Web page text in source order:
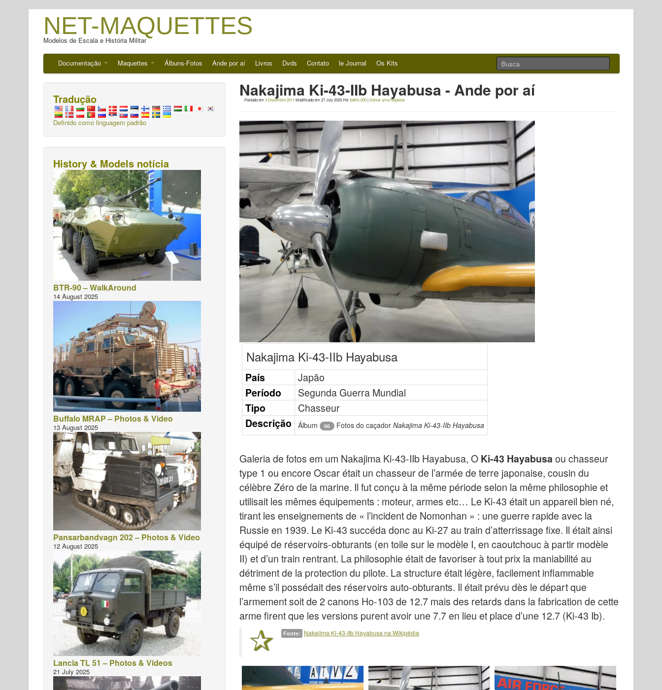
NET-MAQUETTES
Modelos de Escala e História Militar
Documentação Maquettes Álbuns-Fotos Ande por aí Livros Dvds Contato le Journal Os Kits
Nakajima Ki-43-IIb Hayabusa - Ande por aí
Postado em 3 Dezembro 2011 Modificado em 27 July 2025PorSdKfz.000|Deixar uma resposta
Nakajima Ki-43-IIb Hayabusa
País
Japão
Período
Segunda Guerra Mundial
Tipo
Chasseur
Descrição
Álbum 66 Fotos do caçador Nakajima Ki-43-IIb Hayabusa
Galeria de fotos em um Nakajima Ki-43-IIb Hayabusa, O Ki-43 Hayabusa ou chasseur
type 1 ou encore Oscar était un chasseur de l’armée de terre japonaise, cousin du
célèbre Zéro de la marine. Il fut conçu à la même période selon la même philosophie et
utilisait les mêmes équipements : moteur, armes etc… Le Ki-43 était un appareil bien né,
tirant les enseignements de « l’incident de Nomonhan » : une guerre rapide avec la
Russie en 1939. Le Ki-43 succéda donc au Ki-27 au train d’atterrissage fixe. Il était ainsi
équipé de réservoirs-obturants (en toile sur le modèle I, en caoutchouc à partir modèle
II) et d’un train rentrant. La philosophie était de favoriser à tout prix la maniabilité au
détriment de la protection du pilote. La structure était légère, facilement inflammable
même s’il possédait des réservoirs auto-obturants. Il était prévu dès le départ que
l’armement soit de 2 canons Ho-103 de 12.7 mais des retards dans la fabrication de cette
arme firent que les versions purent avoir une 7.7 en lieu et place d’une 12.7 (Ki-43 Ib).
Fonte: Nakajima Ki-43-IIb Hayabusa na Wikipédia
Tradução
Definido como linguagem padrão
History & Models notícia
BTR-90 – WalkAround
14 August 2025
Buffalo MRAP – Photos & Video
13 August 2025
Pansarbandvagn 202 – Photos & Video
12 August 2025
Lancia TL 51 – Photos & Videos
21 July 2025